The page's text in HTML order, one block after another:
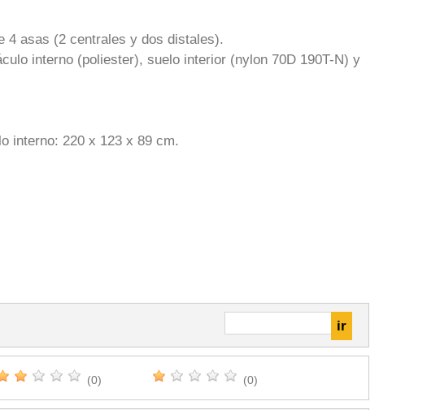
4 asas (2 centrales y dos distales).
interno (poliester), suelo interior (nylon 70D 190T-N) y
interno: 220 x 123 x 89 cm.
(0) (0)